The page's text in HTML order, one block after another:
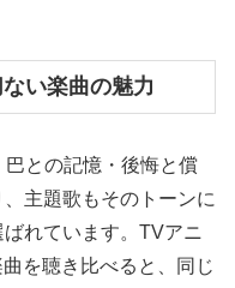
い楽曲の魅力
との記憶・後悔と償
主題歌もそのトーンに
れています。TVアニ
を聴き比べると、同じ